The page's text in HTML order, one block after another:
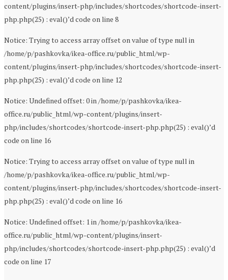
content/plugins/insert-php/includes/shortcodes/shortcode-insert-
php.php(25) : eval()’d code on line 8
Notice: Trying to access array offset on value of type null in
/home/p/pashkovka/ikea-office.ru/public_html/wp-
content/plugins/insert-php/includes/shortcodes/shortcode-insert-
php.php(25) : eval()’d code on line 12
Notice: Undefined offset: 0 in /home/p/pashkovka/ikea-
office.ru/public_html/wp-content/plugins/insert-
php/includes/shortcodes/shortcode-insert-php.php(25) : eval()’d
code on line 16
Notice: Trying to access array offset on value of type null in
/home/p/pashkovka/ikea-office.ru/public_html/wp-
content/plugins/insert-php/includes/shortcodes/shortcode-insert-
php.php(25) : eval()’d code on line 16
Notice: Undefined offset: 1 in /home/p/pashkovka/ikea-
office.ru/public_html/wp-content/plugins/insert-
php/includes/shortcodes/shortcode-insert-php.php(25) : eval()’d
code on line 17